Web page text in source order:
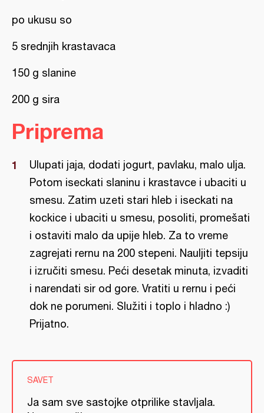
po ukusu so
5 srednjih krastavaca
150 g slanine
200 g sira
Priprema
Ulupati jaja, dodati jogurt, pavlaku, malo ulja.
Potom iseckati slaninu i krastavce i ubaciti u
smesu. Zatim uzeti stari hleb i iseckati na
kockice i ubaciti u smesu, posoliti, promešati
i ostaviti malo da upije hleb. Za to vreme
zagrejati rernu na 200 stepeni. Nauljiti tepsiju
i izručiti smesu. Peći desetak minuta, izvaditi
i narendati sir od gore. Vratiti u rernu i peći
dok ne porumeni. Služiti i toplo i hladno :)
Prijatno.
SAVET
Ja sam sve sastojke otprilike stavljala.